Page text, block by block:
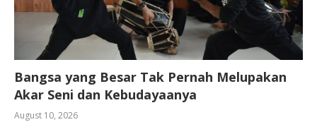
Bangsa yang Besar Tak Pernah Melupakan
Akar Seni dan Kebudayaanya
August 10, 2026